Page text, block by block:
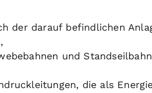
der darauf befindlichen
und
die als